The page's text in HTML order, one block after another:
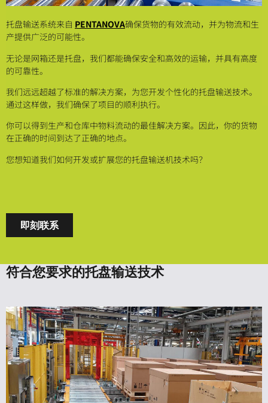
托盘输送系统来自 PENTANOVA确保货物的有效流动，并为物流和生
产提供广泛的可能性。
无论是网箱还是托盘，我们都能确保安全和高效的运输，并具有高度
的可靠性。
我们远远超越了标准的解决方案，为您开发个性化的托盘输送技术。
通过这样做，我们确保了项目的顺利执行。
你可以得到生产和仓库中物料流动的最佳解决方案。因此，你的货物
在正确的时间到达了正确的地点。
您想知道我们如何开发或扩展您的托盘输送机技术吗？
即刻联系
符合您要求的托盘输送技术